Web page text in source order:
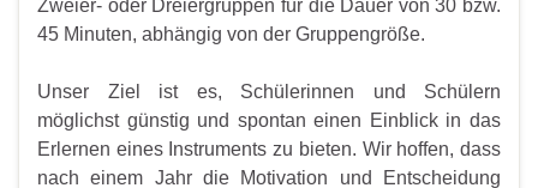
Zweier- oder Dreiergruppen für die Dauer von 30 bzw.
45 Minuten, abhängig von der Gruppengröße.
Unser Ziel ist es, Schülerinnen und Schülern
möglichst günstig und spontan einen Einblick in das
Erlernen eines Instruments zu bieten. Wir hoffen, dass
nach einem Jahr die Motivation und Entscheidung